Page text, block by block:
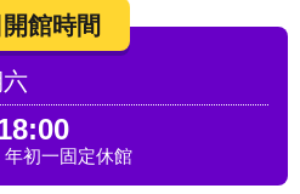
館時間
初一固定休館